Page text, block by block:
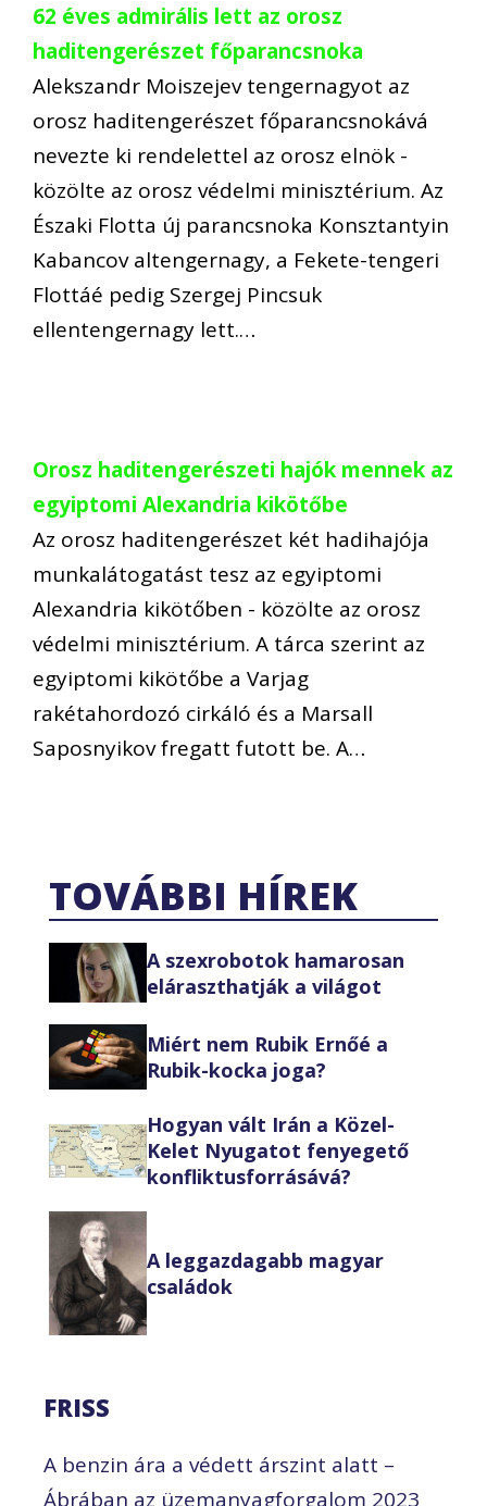
62 éves admirális lett az orosz
haditengerészet főparancsnoka
Alekszandr Moiszejev tengernagyot az
orosz haditengerészet főparancsnokává
nevezte ki rendelettel az orosz elnök -
közölte az orosz védelmi minisztérium. Az
Északi Flotta új parancsnoka Konsztantyin
Kabancov altengernagy, a Fekete-tengeri
Flottáé pedig Szergej Pincsuk
ellentengernagy lett.…
Orosz haditengerészeti hajók mennek az
egyiptomi Alexandria kikötőbe
Az orosz haditengerészet két hadihajója
munkalátogatást tesz az egyiptomi
Alexandria kikötőben - közölte az orosz
védelmi minisztérium. A tárca szerint az
egyiptomi kikötőbe a Varjag
rakétahordozó cirkáló és a Marsall
Saposnyikov fregatt futott be. A…
TOVÁBBI HÍREK
A szexrobotok hamarosan
eláraszthatják a világot
Miért nem Rubik Ernőé a
Rubik-kocka joga?
Hogyan vált Irán a Közel-
Kelet Nyugatot fenyegető
konfliktusforrásává?
A leggazdagabb magyar
családok
FRISS
A benzin ára a védett árszint alatt –
Ábrában az üzemanyagforgalom 2023